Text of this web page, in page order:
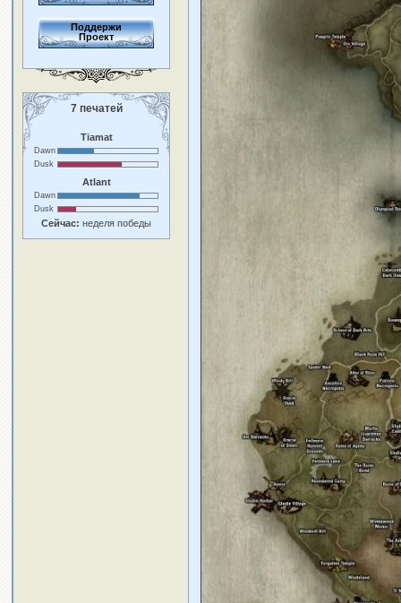
Поддержи
Проект
7 печатей
Tiamat
Dawn
Dusk
Atlant
Dawn
Dusk
Сейчас: неделя победы